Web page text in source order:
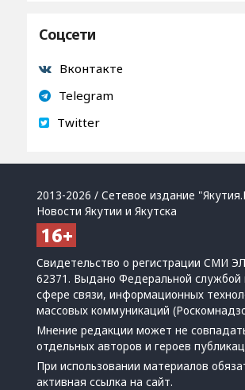
Соцсети
Вконтакте
Telegram
Twitter
2013-2026 / Сетевое издание
Новости Якутии и Якутска
Свидетельство о регистрации СМИ
62371. Выдано Федеральной службой
сфере связи, информационных
массовых коммуникаций
Мнение редакции может не
отдельных авторов и героев
При использовании материалов
активная ссылка на сайт.